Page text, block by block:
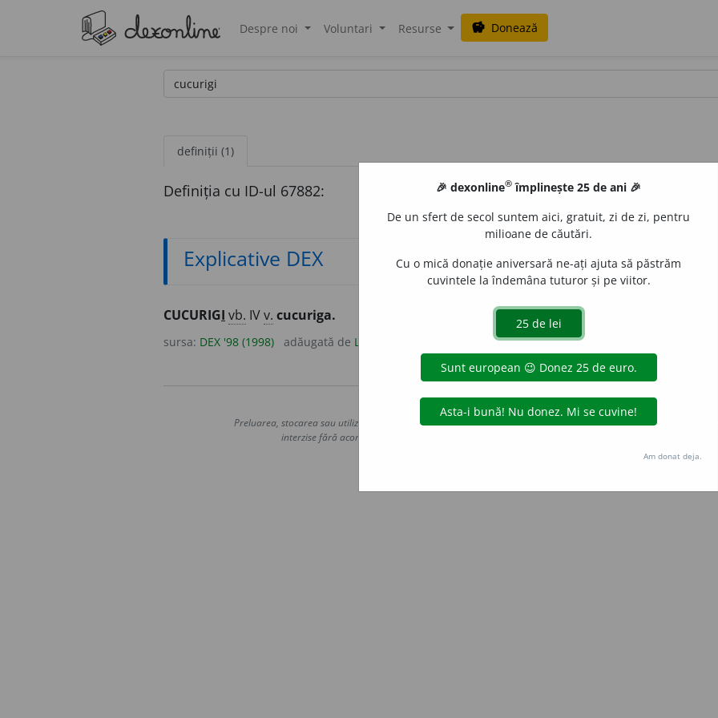
Despre noi Voluntari Resurse savings Donează
definiții (1)
Definiția cu ID-ul 67882:
Explicative DEX
CUCURIGI vb. IVv. cucuriga.
sursa: DEX '98 (1998) adăugată de LauraGellner
Copyright © 2004-2026 dexonline (https://dexonline.ro)
Preluarea, stocarea sau utilizarea datelor de pe acest site, inclusiv prin orice metode de extragere automată
interzise fără acordul nostru prealabil scris, cu excepția seturilor de date oferite oficial spre utilizare
Hosterion
🎉 dexonline® împlinește 25 de ani 🎉
De un sfert de secol suntem aici, gratuit, zi de zi, pentru
milioane de căutări.
Cu o mică donație aniversară ne-ați ajuta să păstrăm
cuvintele la îndemâna tuturor și pe viitor.
Am donat deja.